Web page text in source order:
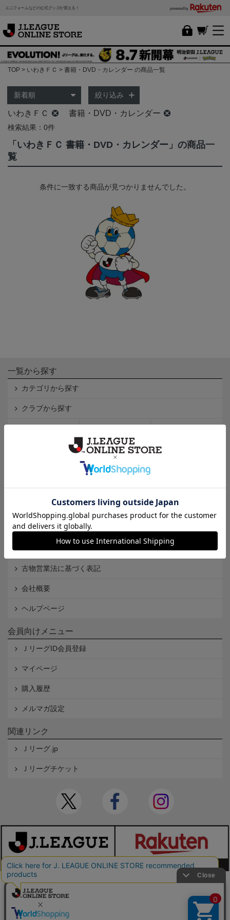
ユニフォームなどの公式グッズが買える！ powered by
TOP いわきＦＣ 書籍・DVD・カレンダー の商品一覧
絞り込み
いわきＦＣ 書籍・DVD・カレンダー
検索結果：0件
「いわきＦＣ 書籍・DVD・カレンダー」の商品一
覧
条件に一致する商品が見つかりませんでした。
一覧から探す
カテゴリから探す
クラブから探す
インフォメーション
Ｊリーグオンラインストアとは
利用規約
Cookieポリシー
特定商取引法に基づく表記
古物営業法に基づく表記
会社概要
ヘルプページ
会員向けメニュー
ＪリーグID会員登録
マイページ
購入履歴
メルマガ設定
関連リンク
Ｊリーグ.jp
Ｊリーグチケット
本サイトで使用している文章・画像等の無断での複製・転載を禁止します。
© JAPAN PROFESSIONAL FOOTBALL LEAGUE Rakuten Group, Inc. ALL RIGHTS RE